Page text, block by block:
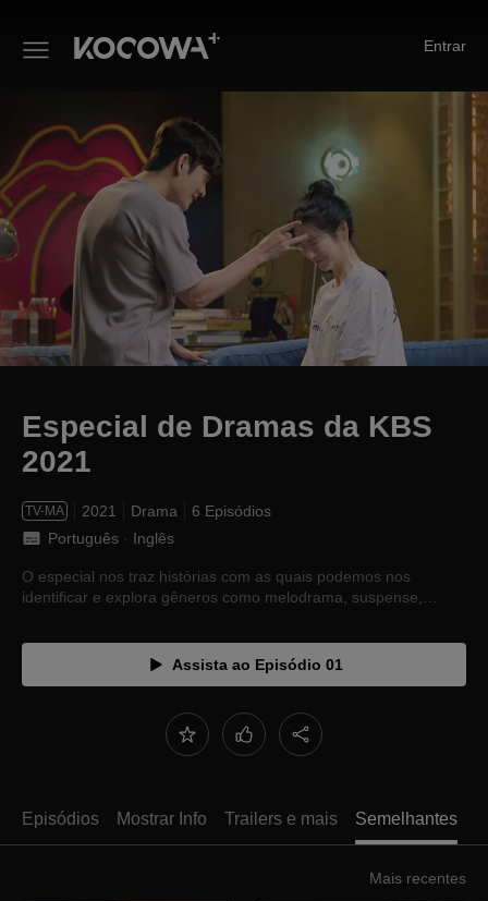
Entrar
Especial de Dramas da KBS
Especial de Dramas da KBS
2021
TV-MA 2021 Drama
6 Episódios
Português · Inglês
O especial nos traz histórias com as quais podemos nos
identificar e explora gêneros como melodrama, suspense,
Assista ao Episódio 01
Episódios Mostrar Info Trailers e mais Semelhantes
Mais recentes